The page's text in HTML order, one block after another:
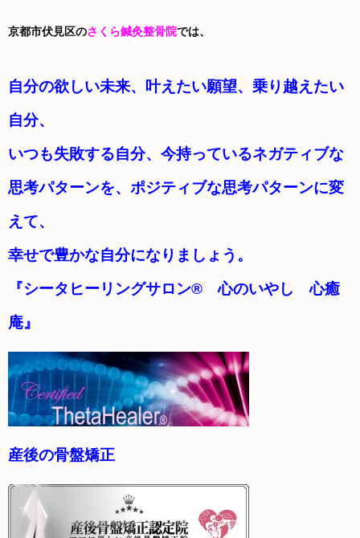
京都市伏見区のさくら鍼灸整骨院では、
自分の欲しい未来、叶えたい願望、乗り越えたい
自分、
いつも失敗する自分、今持っているネガティブな
思考パターンを、ポジティブな思考パターンに変
えて、
幸せで豊かな自分になりましょう。
『シータヒーリングサロン® 心のいやし 心癒
庵』
産後の骨盤矯正